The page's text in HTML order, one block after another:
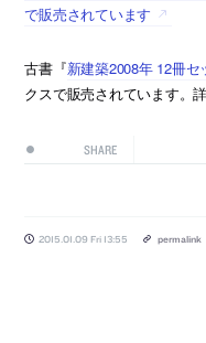
で販売されています
古書『新建築2008年 12冊セ
クスで販売されています。
SHARE
2015.01.09 Fri 13:55 permalink